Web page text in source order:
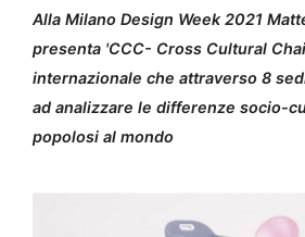
Alla Milano Design Week 2021
presenta 'CCC- Cross Cultural
internazionale che attraverso 8
ad analizzare le differenze socio-
popolosi al mondo